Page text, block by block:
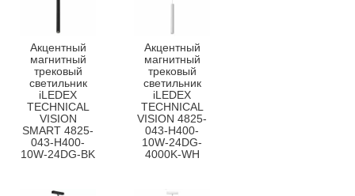
Акцентный
магнитный
трековый
светильник
iLEDEX
TECHNICAL
VISION
SMART 4825-
043-H400-
10W-24DG-BK
Акцентный
магнитный
трековый
светильник
iLEDEX
TECHNICAL
VISION 4825-
043-H400-
10W-24DG-
4000K-WH